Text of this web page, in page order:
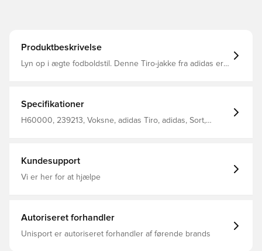
Produktbeskrivelse
Lyn op i ægte fodboldstil. Denne Tiro-jakke fra adidas er
lynlåslomme øverst på ærmet giver ekstra plads til dine
småting. Almindelig pasform Lynlås og opretstående
ribkrave Fleece af 100 % genanvendt polyester
Specifikationer
H60000, 239213, Voksne, adidas Tiro, adidas, Sort,
Kundesupport
Vi er her for at hjælpe
Autoriseret forhandler
Unisport er autoriseret forhandler af førende brands